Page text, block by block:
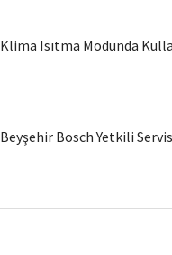
Klima Isıtma Modunda
Beyşehir Bosch Yetkili